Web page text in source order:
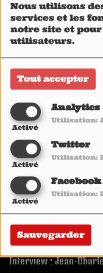
Nous utilisons
services et les
notre site et
utilisateurs.
Tout accepter
Analytics
Activé
Utilisation:
Twitter
Activé
Utilisation:
Facebook
Activé
Utilisation:
Sauvegarder
© 2019 Heavy1
On air: August 9th,
Diffusé le 9 août 2019
Interview : Jean-